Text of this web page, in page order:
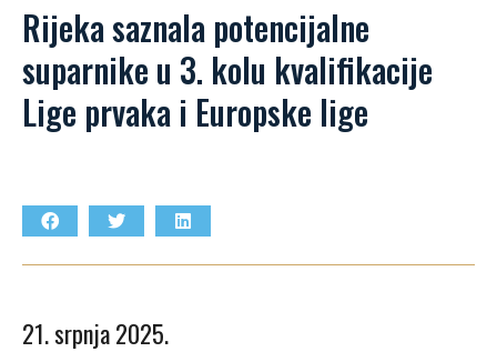
Rijeka saznala potencijalne
suparnike u 3. kolu kvalifikacije
Lige prvaka i Europske lige
21. srpnja 2025.